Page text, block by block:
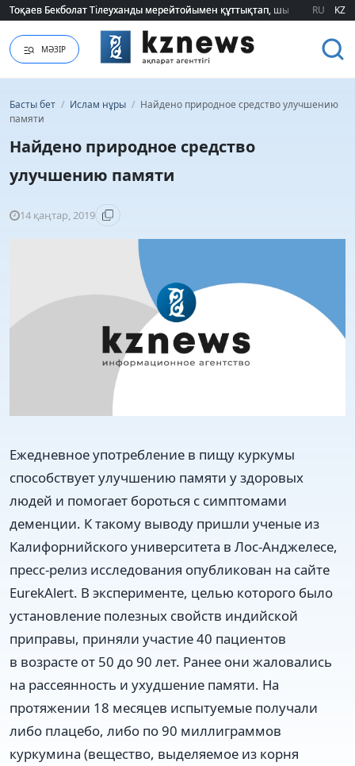
Тоқаев Бекболат Тілеуханды мерейтойымен құттықтап, шығармашылық
Тоқаев Бекболат Тілеуханды мерейтойымен құттықтап, шығармашылық
RU KZ
МӘЗІР
Басты бет / Ислам нұры / Найдено природное средство улучшению
памяти
Найдено природное средство
улучшению памяти
14 қаңтар, 2019
Ежедневное употребление в пищу куркумы
способствует улучшению памяти у здоровых
людей и помогает бороться с симптомами
деменции. К такому выводу пришли ученые из
Калифорнийского университета в Лос-Анджелесе,
пресс-релиз исследования опубликован на сайте
EurekAlert. В эксперименте, целью которого было
установление полезных свойств индийской
приправы, приняли участие 40 пациентов
в возрасте от 50 до 90 лет. Ранее они жаловались
на рассеянность и ухудшение памяти. На
протяжении 18 месяцев испытуемые получали
либо плацебо, либо по 90 миллиграммов
куркумина (вещество, выделяемое из корня